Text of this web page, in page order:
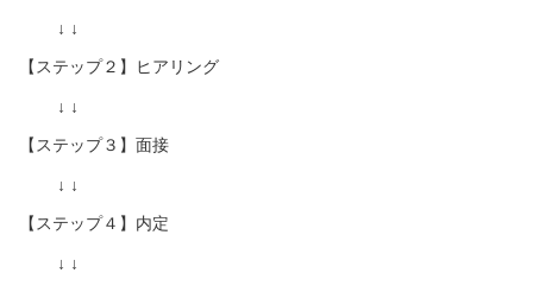
↓ ↓
【ステップ２】ヒアリング
↓ ↓
【ステップ３】面接
↓ ↓
【ステップ４】内定
↓ ↓